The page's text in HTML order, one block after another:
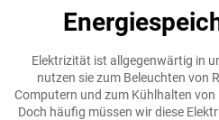
Elektrizität ist allgegenwärtig in
nutzen sie zum Beleuchten von
Computern und zum Kühlhalten
Doch häufig müssen wir diese